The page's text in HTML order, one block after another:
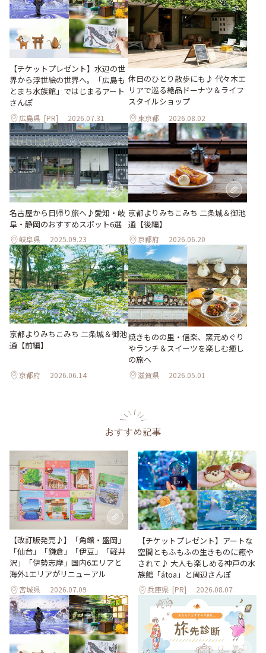
【チケットプレゼント】水辺の世
界から浮世絵の世界へ。「広島も
とまち水族館」ではじまるアート
さんぽ
広島県 [PR] 2026.07.31
休日のひとり散歩にも♪ 代々木エ
リアで巡る絶品ドーナツ＆ライフ
スタイルショップ
東京都 2026.08.02
名古屋から日帰り旅へ♪愛知・岐
阜・静岡のおすすめスポット6選
岐阜県 2025.09.23
京都よりみちこみち 二条城＆御池
通【後編】
京都府 2026.06.20
京都よりみちこみち 二条城＆御池
通【前編】
京都府 2026.06.14
焼きものの里・信楽、窯元めぐり
やランチ＆スイーツを楽しむ癒し
の旅へ
滋賀県 2026.05.01
おすすめ記事
【改訂版発売♪】「角館・盛岡」
「仙台」「鎌倉」「伊豆」「軽井
沢」「伊勢志摩」国内6エリアと
海外1エリアがリニューアル
宮城県 2026.07.09
【チケットプレゼント】アートな
空間ともふもふの生きものに癒や
されて♪ 大人も楽しめる神戸の水
族館「átoa」と周辺さんぽ
兵庫県 [PR] 2026.08.07